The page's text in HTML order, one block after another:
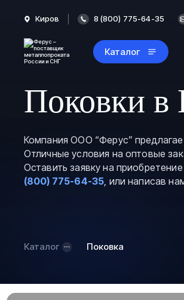
Киров 8 (800) 775-64-35
Каталог
Поковки в
Компания ООО “Ферус”
Отличные условия на оптовые
Оставить заявку на
(800) 775-64-35, или написав
Каталог Поковка